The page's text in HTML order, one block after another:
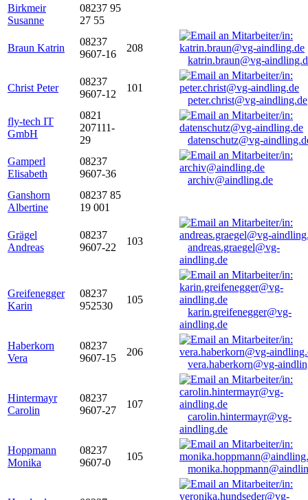
Birkmeir
Susanne
08237 95
27 55
Braun Katrin
08237
9607-16
208
katrin.braun@vg-
Christ Peter
08237
9607-12
101
peter.christ@vg-aindling.de
fly-tech IT
GmbH
0821
207111-
29
datenschutz@vg-
Gamperl
Elisabeth
08237
9607-36
archiv@aindling.de
Ganshorn
Albertine
08237 85
19 001
Grägel
Andreas
08237
9607-22
103
andreas.graegel@vg-
aindling.de
Greifenegger
Karin
08237
952530
105
karin.greifenegger@vg-
aindling.de
Haberkorn
Vera
08237
9607-15
206
vera.haberkorn@vg-
Hintermayr
Carolin
08237
9607-27
107
carolin.hintermayr@vg-
aindling.de
Hoppmann
Monika
08237
9607-0
105